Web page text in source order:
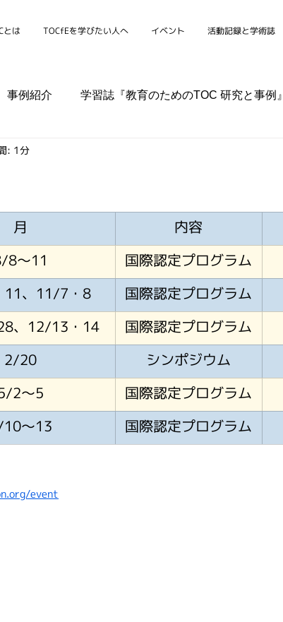
とは TOCfEを学びたい人へ イベント 活動記録と学術誌
事例紹介 学習誌『教育のためのTOC 研究と事例』
ウム
: 1分
月 内容
8～11 国際認定プログラム
11、11/7・8
国際認定プログラム
、12/13・14
国際認定プログラム
2/20 シンポジウム
2～5
国際認定プログラム
～13
国際認定プログラム
event